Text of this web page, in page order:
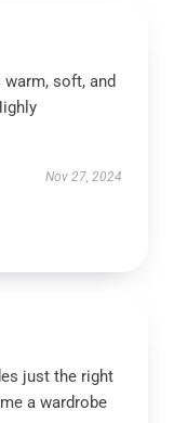
warm, soft, and
Nov 27, 2024
just the right
a wardrobe